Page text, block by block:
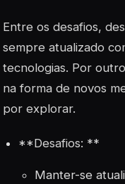
Entre os desafios,
sempre atualizado
tecnologias. Por
na forma de novos
por explorar.
**Desafios: **
Manter-se